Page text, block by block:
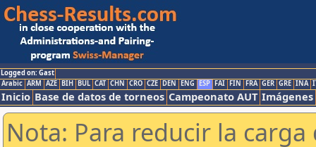
Logged on: Gast
Arabic ARM AZE BIH BUL CAT CHN CRO CZE DEN ENG ESP FAI FIN FRA GER GRE INA
Inicio Base de datos de torneos Campeonato AUT Imágenes
Nota: Para reducir la